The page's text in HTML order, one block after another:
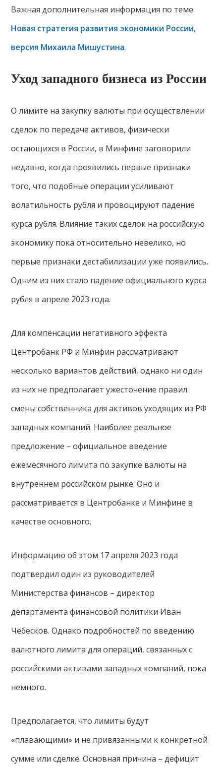
Важная дополнительная информация по теме.
Новая стратегия развития экономики России,
версия Михаила Мишустина.
Уход западного бизнеса из России
О лимите на закупку валюты при осуществлении
сделок по передаче активов, физически
остающихся в России, в Минфине заговорили
недавно, когда проявились первые признаки
того, что подобные операции усиливают
волатильность рубля и провоцируют падение
курса рубля. Влияние таких сделок на российскую
экономику пока относительно невелико, но
первые признаки дестабилизации уже появились.
Одним из них стало падение официального курса
рубля в апреле 2023 года.
Для компенсации негативного эффекта
Центробанк РФ и Минфин рассматривают
несколько вариантов действий, однако ни один
из них не предполагает ужесточение правил
смены собственника для активов уходящих из РФ
западных компаний. Наиболее реальное
предложение – официальное введение
ежемесячного лимита по закупке валюты на
внутреннем российском рынке. Оно и
рассматривается в Центробанке и Минфине в
качестве основного.
Информацию об этом 17 апреля 2023 года
подтвердил один из руководителей
Министерства финансов – директор
департамента финансовой политики Иван
Чебесков. Однако подробностей по введению
валютного лимита для операций, связанных с
российскими активами западных компаний, пока
немного.
Предполагается, что лимиты будут
«плавающими» и не привязанными к конкретной
сумме или сделке. Основная причина – дефицит